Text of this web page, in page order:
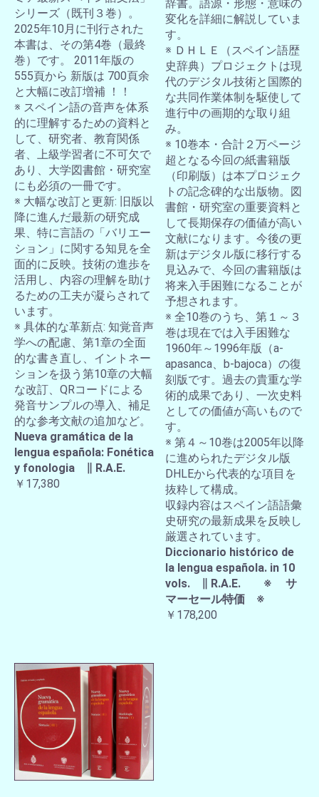
お買い物を続ける カートへ進む
シリーズ（既刊３巻）。
2025年10月に刊行された
本書は、その第4巻（最終
巻）です。 2011年版の
555頁から 新版は 700頁余
と大幅に改訂増補 ！！
※ スペイン語の音声を体系
的に理解するための資料と
して、研究者、教育関係
者、上級学習者に不可欠で
あり、大学図書館・研究室
にも必須の一冊です。
※ 大幅な改訂と更新: 旧版以
降に進んだ最新の研究成
果、特に言語の「バリエー
ション」に関する知見を全
面的に反映。技術の進歩を
活用し、内容の理解を助け
るための工夫が凝らされて
います。
※ 具体的な革新点: 知覚音声
学への配慮、第1章の全面
的な書き直し、イントネー
ションを扱う第10章の大幅
な改訂、QRコードによる
発音サンプルの導入、補足
的な参考文献の追加など。
Nueva gramática de la
lengua española: Fonética
y fonologia ∥ R.A.E.
￥17,380
辞書。語源・形態・意味の
変化を詳細に解説していま
す。
※ ＤＨＬＥ（スペイン語歴
史辞典）プロジェクトは現
代のデジタル技術と国際的
な共同作業体制を駆使して
進行中の画期的な取り組
み。
※ 10巻本・合計２万ページ
超となる今回の紙書籍版
（印刷版）は本プロジェク
トの記念碑的な出版物。図
書館・研究室の重要資料と
して長期保存の価値が高い
文献になります。今後の更
新はデジタル版に移行する
見込みで、今回の書籍版は
将来入手困難になることが
予想されます。
※ 全10巻のうち、第１～３
巻は現在では入手困難な
1960年～1996年版（a-
apasanca、b-bajoca）の復
刻版です。過去の貴重な学
術的成果であり、一次史料
としての価値が高いもので
す。
※ 第４～10巻は2005年以降
に進められたデジタル版
DHLEから代表的な項目を
抜粋して構成。
収録内容はスペイン語語彙
史研究の最新成果を反映し
厳選されています。
Diccionario histórico de
la lengua española. in 10
vols. ∥ R.A.E. ※ サ
マーセール特価 ※
￥178,200